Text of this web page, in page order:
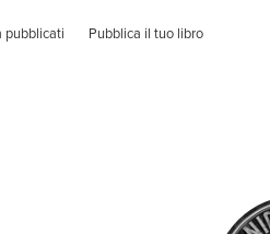
pubblicati Pubblica il tuo libro